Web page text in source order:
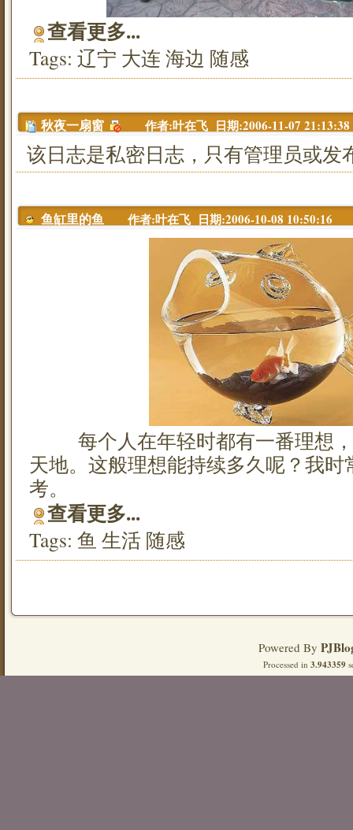
查看更多...
Tags: 辽宁 大连 海边 随感
秋夜一扇窗 作者:叶在飞 日期:2006-11-07 21:13:38
该日志是私密日志，只有管理员或发
鱼缸里的鱼 作者:叶在飞 日期:2006-10-08 10:50:16
每个人在年轻时都有一番理想，
天地。这般理想能持续多久呢？我
考。
查看更多...
Tags: 鱼 生活 随感
Powered By
Processed in 3.943359